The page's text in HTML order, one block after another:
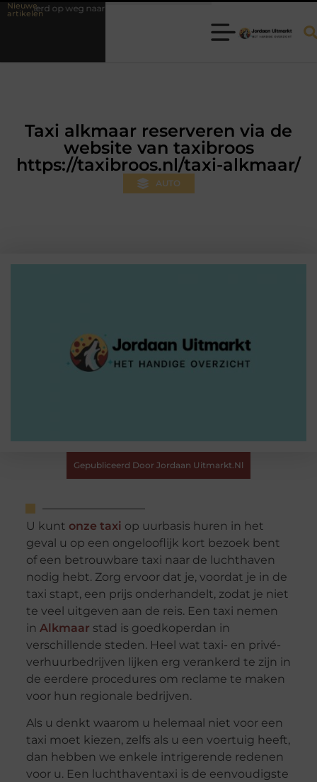
Nieuwe
artikelen
op weg naar je theorie-examen
Taxi alkmaar reserveren via de
website van taxibroos
https://taxibroos.nl/taxi-alkmaar/
AUTO
Gepubliceerd Door Jordaan Uitmarkt.nl
U kunt onze taxi op uurbasis huren in het
geval u op een ongelooflijk kort bezoek bent
of een betrouwbare taxi naar de luchthaven
nodig hebt. Zorg ervoor dat je, voordat je in de
taxi stapt, een prijs onderhandelt, zodat je niet
te veel uitgeven aan de reis. Een taxi nemen
in Alkmaar stad is goedkoperdan in
verschillende steden. Heel wat taxi- en privé-
verhuurbedrijven lijken erg verankerd te zijn in
de eerdere procedures om reclame te maken
voor hun regionale bedrijven.
Als u denkt waarom u helemaal niet voor een
taxi moet kiezen, zelfs als u een voertuig heeft,
dan hebben we enkele intrigerende redenen
voor u. Een luchthaventaxi is de eenvoudigste